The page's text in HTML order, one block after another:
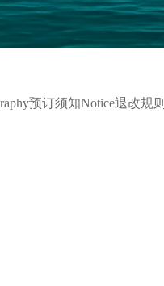
预订须知Notice退改规则